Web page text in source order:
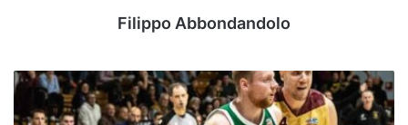
Filippo Abbondandolo
Avellino
Basket,
novità